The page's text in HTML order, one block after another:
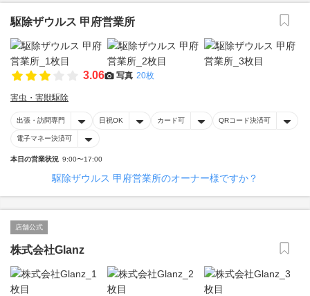
駆除ザウルス 甲府営業所
3.06 写真 20枚
害虫・害獣駆除
出張・訪問専門 日祝OK カード可 QRコード決済可
電子マネー決済可
本日の営業状況 9:00〜17:00
駆除ザウルス 甲府営業所のオーナー様ですか？
店舗公式
株式会社Glanz